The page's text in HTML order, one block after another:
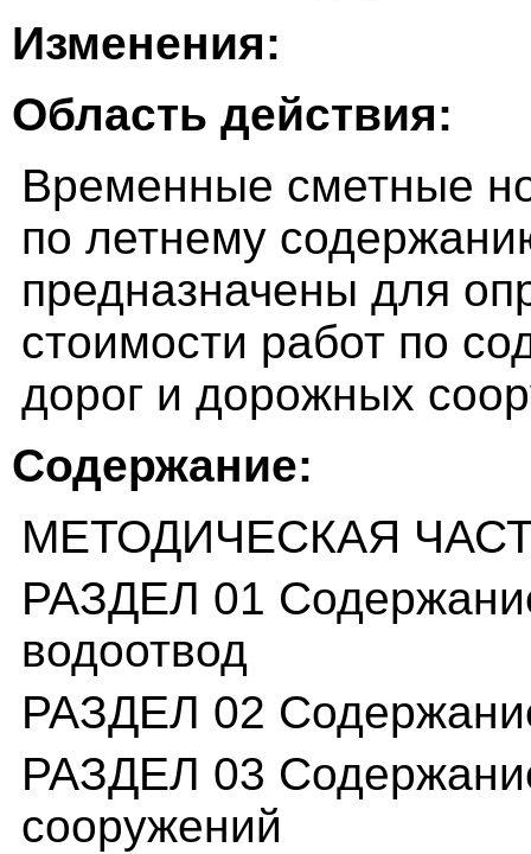
Изменения:
Область действия:
Временные сметные
по летнему
предназначены для
стоимости работ по
дорог и дорожных
Содержание:
МЕТОДИЧЕСКАЯ
РАЗДЕЛ 01
водоотвод
РАЗДЕЛ 02
РАЗДЕЛ 03
сооружений